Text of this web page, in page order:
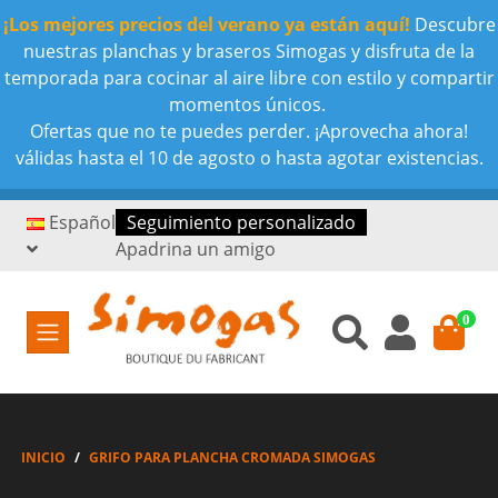
¡Los mejores precios del verano ya están aquí! Descubre
nuestras planchas y braseros Simogas y disfruta de la
temporada para cocinar al aire libre con estilo y compartir
momentos únicos.
Ofertas que no te puedes perder. ¡Aprovecha ahora!
válidas hasta el 10 de agosto o hasta agotar existencias.
Español Seguimiento personalizado
Apadrina un amigo
0
INICIO GRIFO PARA PLANCHA CROMADA SIMOGAS